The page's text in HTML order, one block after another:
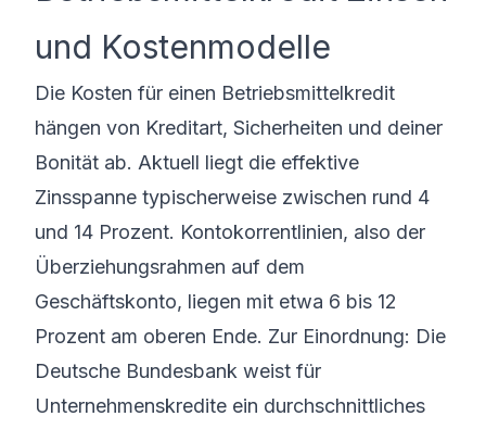
und Kostenmodelle
Die Kosten für einen Betriebsmittelkredit
hängen von Kreditart, Sicherheiten und deiner
Bonität ab. Aktuell liegt die effektive
Zinsspanne typischerweise zwischen rund 4
und 14 Prozent. Kontokorrentlinien, also der
Überziehungsrahmen auf dem
Geschäftskonto, liegen mit etwa 6 bis 12
Prozent am oberen Ende. Zur Einordnung: Die
Deutsche Bundesbank weist für
Unternehmenskredite ein durchschnittliches